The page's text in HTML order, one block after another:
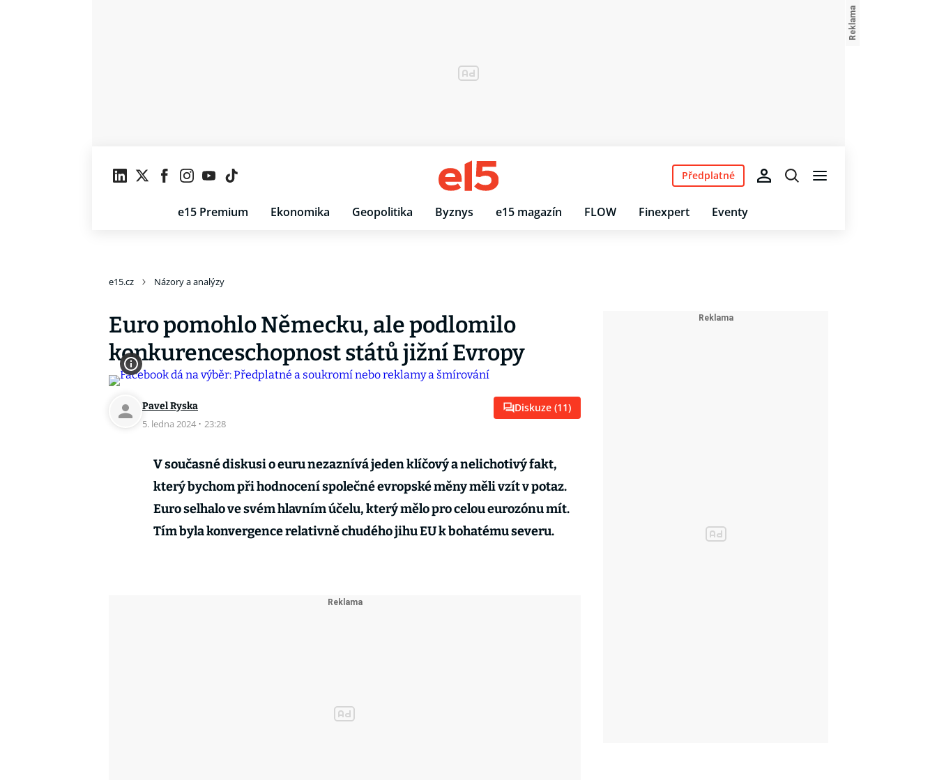
e15 Premium Ekonomika Geopolitika Byznys e15 magazín FLOW Finexpert Eventy
Předplatné
e15.cz Názory a analýzy
Euro pomohlo Německu, ale podlomilo
konkurenceschopnost států jižní Evropy
Pavel Ryska
5. ledna 2024 · 23:28
Diskuze (11)
V současné diskusi o euru nezaznívá jeden klíčový a nelichotivý fakt,
který bychom při hodnocení společné evropské měny měli vzít v potaz.
Euro selhalo ve svém hlavním účelu, který mělo pro celou eurozónu mít.
Tím byla konvergence relativně chudého jihu EU k bohatému severu.